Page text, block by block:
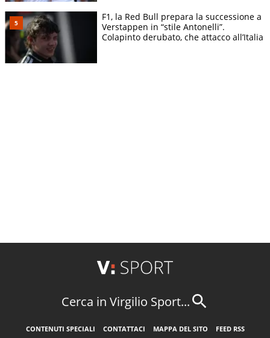
F1, la Red Bull prepara la successione a
Verstappen in “stile Antonelli”.
Colapinto derubato, che attacco all’Italia
Cerca in Virgilio Sport...
CONTENUTI SPECIALI CONTATTACI MAPPA DEL SITO
FEED RSS